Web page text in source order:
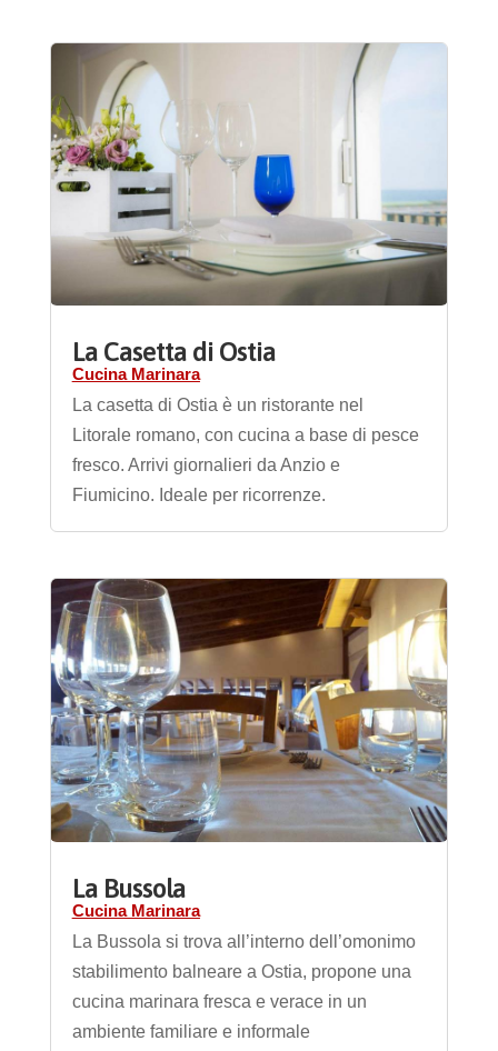
La Casetta di Ostia
Cucina Marinara
La casetta di Ostia è un ristorante nel
Litorale romano, con cucina a base di pesce
fresco. Arrivi giornalieri da Anzio e
Fiumicino. Ideale per ricorrenze.
La Bussola
Cucina Marinara
La Bussola si trova all’interno dell’omonimo
stabilimento balneare a Ostia, propone una
cucina marinara fresca e verace in un
ambiente familiare e informale